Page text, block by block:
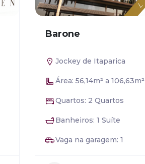
Barone
Jockey de Itaparica
Área: 56,14m² a 106,63m²
Quartos: 2 Quartos
Banheiros: 1 Suíte
Vaga na garagem: 1